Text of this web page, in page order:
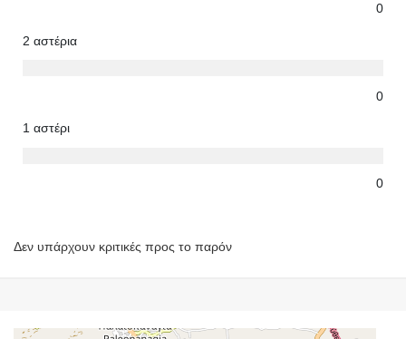
0
2 αστέρια
0
1 αστέρι
0
Δεν υπάρχουν κριτικές προς το παρόν